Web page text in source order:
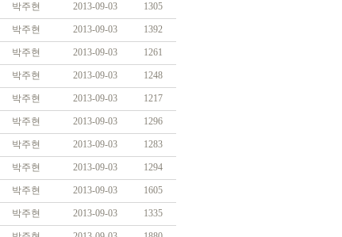
박주현 2013-09-03 1305
박주현 2013-09-03 1392
박주현 2013-09-03 1261
박주현 2013-09-03 1248
박주현 2013-09-03 1217
박주현 2013-09-03 1296
박주현 2013-09-03 1283
박주현 2013-09-03 1294
박주현 2013-09-03 1605
박주현 2013-09-03 1335